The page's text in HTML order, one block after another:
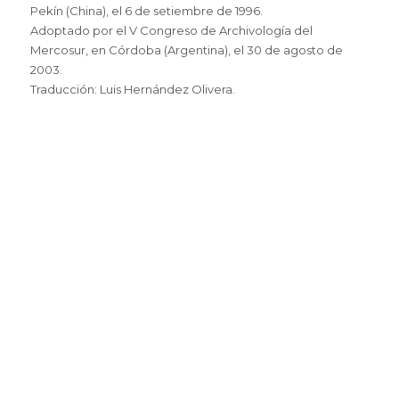
Pekín (China), el 6 de setiembre de 1996.
Adoptado por el V Congreso de Archivología del
Mercosur, en Córdoba (Argentina), el 30 de agosto de
2003.
Traducción: Luis Hernández Olivera.